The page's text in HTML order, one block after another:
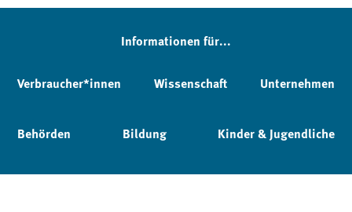
Informationen für...
Verbraucher*innen Wissenschaft Unternehmen
Behörden Bildung Kinder & Jugendliche